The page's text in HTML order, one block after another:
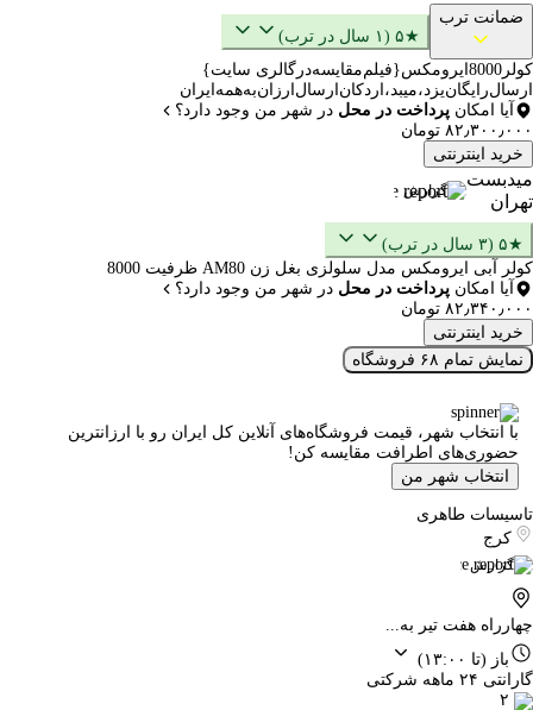
ضمانت ترب
★۵ (۱ سال در ترب)
کولر8000ایرومکس‌{فیلم‌مقایسه‌درگالری سایت‌}
ارسال‌رایگان‌یزد،میبد،اردکان‌ارسال‌ارزان‌به‌همه‌ایران
آیا امکان پرداخت در محل در شهر من وجود دارد؟
۸۲٫۳۰۰٫۰۰۰ تومان
خرید اینترنتی
میدبست
تهران
گزارش
★۵ (۳ سال در ترب)
کولر آبی ایرومکس مدل سلولزی بغل زن AM80 ظرفیت 8000
آیا امکان پرداخت در محل در شهر من وجود دارد؟
۸۲٫۳۴۰٫۰۰۰ تومان
خرید اینترنتی
نمایش تمام ۶۸ فروشگاه
با انتخاب شهر، قیمت فروشگاه‌های آنلاین کل ایران رو با ارزانترین
حضوری‌های اطرافت مقایسه کن!
انتخاب شهر من
تاسیسات طاهری
کرج
گزارش
چهارراه هفت تیر به...
باز (تا ۱۳:۰۰)
گارانتی ۲۴ ماهه شرکتی
۲